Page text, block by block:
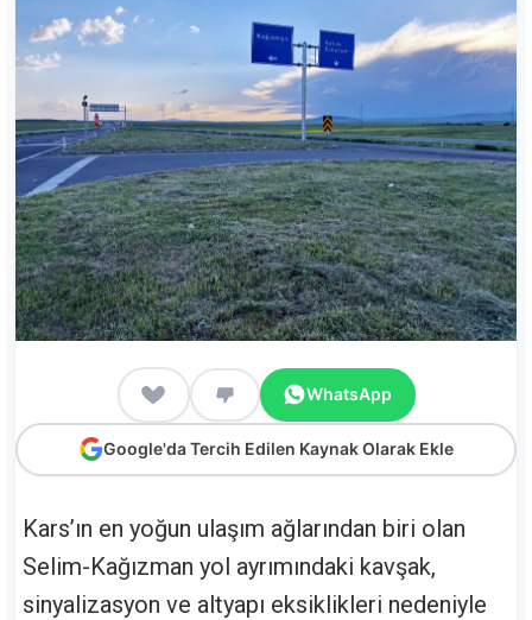
WhatsApp
Google'da Tercih Edilen Kaynak Olarak Ekle
Kars’ın en yoğun ulaşım ağlarından biri olan
Selim-Kağızman yol ayrımındaki kavşak,
sinyalizasyon ve altyapı eksiklikleri nedeniyle